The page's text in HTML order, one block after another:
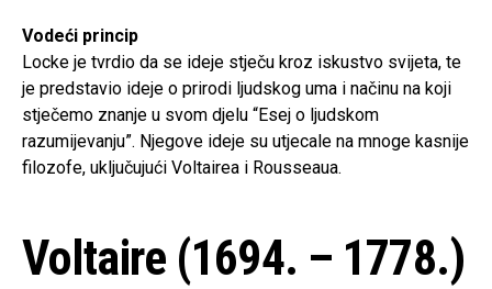
Vodeći princip
Locke je tvrdio da se ideje stječu kroz iskustvo svijeta, te
je predstavio ideje o prirodi ljudskog uma i načinu na koji
stječemo znanje u svom djelu “Esej o ljudskom
razumijevanju”. Njegove ideje su utjecale na mnoge kasnije
filozofe, uključujući Voltairea i Rousseaua.
Voltaire (1694. – 1778.)